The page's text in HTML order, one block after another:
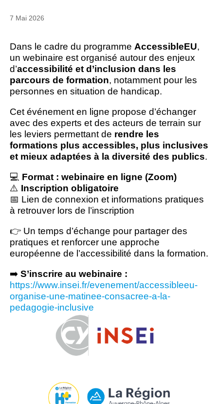
7 Mai 2026
Dans le cadre du programme AccessibleEU,
un webinaire est organisé autour des enjeux
d’accessibilité et d’inclusion dans les
parcours de formation, notamment pour les
personnes en situation de handicap.
Cet événement en ligne propose d’échanger
avec des experts et des acteurs de terrain sur
les leviers permettant de rendre les
formations plus accessibles, plus inclusives
et mieux adaptées à la diversité des publics.
💻 Format : webinaire en ligne (Zoom)
⚠️ Inscription obligatoire
📅 Lien de connexion et informations pratiques
à retrouver lors de l’inscription
👉 Un temps d’échange pour partager des
pratiques et renforcer une approche
européenne de l’accessibilité dans la formation.
➡️ S’inscrire au webinaire :
https://www.insei.fr/evenement/accessibleeu-
organise-une-matinee-consacree-a-la-
pedagogie-inclusive